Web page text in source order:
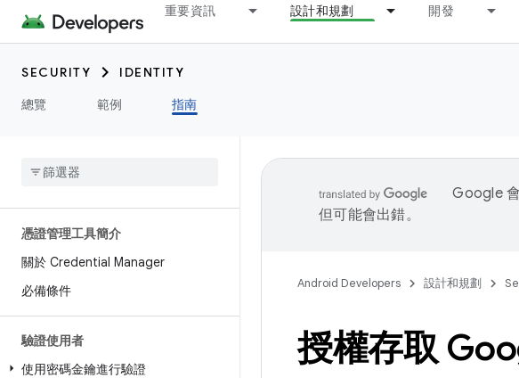
重要資訊 設計和規劃 開發
SECURITY
IDENTITY
總覽
範例 指南
憑證管理工具簡介
關於 Credential Manager
必備條件
驗證使用者
使用密碼金鑰進行驗證
Google
但可能會出錯。
Android Developers 設計和規劃
授權存取